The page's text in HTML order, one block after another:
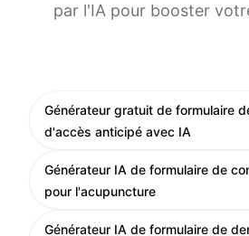
par l'IA pour booster
Générateur gratuit de formulaire
d'accès anticipé avec IA
Générateur IA de formulaire de
pour l'acupuncture
Générateur IA de formulaire de